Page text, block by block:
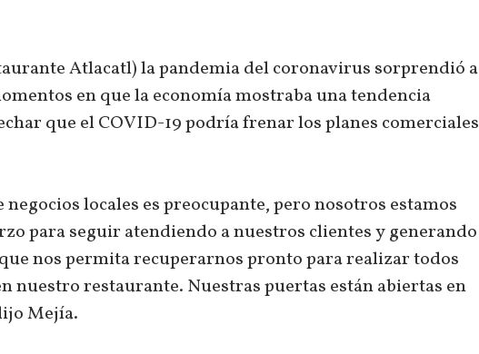
Atlacatl) la pandemia del coronavirus sorprendió a
en que la economía mostraba una tendencia
que el COVID-19 podría frenar los planes comerciales
negocios locales es preocupante, pero nosotros estamos
para seguir atendiendo a nuestros clientes y generando
nos permita recuperarnos pronto para realizar todos
nuestro restaurante. Nuestras puertas están abiertas en
Mejía.